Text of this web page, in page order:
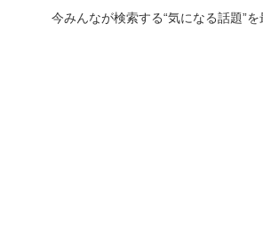
今みんなが検索する“気になる話題”